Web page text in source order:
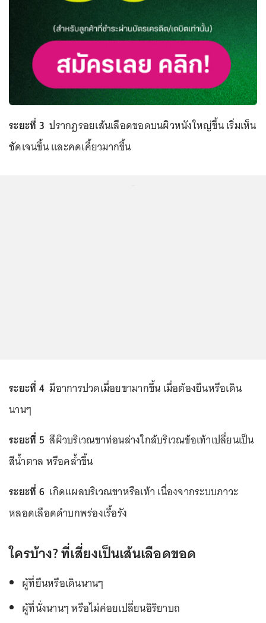
ระยะที่ 3ปรากฏรอยเส้นเลือดขอดบนผิวหนังใหญ่ขึ้น เริ่มเห็น
ชัดเจนขึ้น และคดเคี้ยวมากขึ้น
ระยะที่ 4 มีอาการปวดเมื่อยขามากขึ้น เมื่อต้องยืนหรือเดิน
นานๆ
ระยะที่ 5 สีผิวบริเวณขาท่อนล่างใกล้บริเวณข้อเท้าเปลี่ยนเป็น
สีน้ำตาล หรือคล้ำขึ้น
ระยะที่ 6เกิดแผลบริเวณขาหรือเท้า เนื่องจากระบบภาวะ
หลอดเลือดดำบกพร่องเรื้อรัง
ใครบ้าง? ที่เสี่ยงเป็นเส้นเลือดขอด
ผู้ที่ยืนหรือเดินนานๆ
ผู้ที่นั่งนานๆ หรือไม่ค่อยเปลี่ยนอิริยาบถ